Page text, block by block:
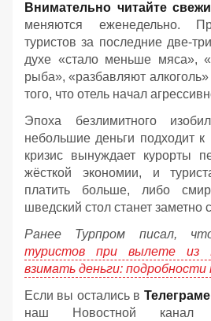
Внимательно читайте
меняются еженедельно.
туристов за последние две-
духе «стало меньше мяса»,
рыба», «разбавляют
того, что отель начал
Эпоха безлимитного
небольшие деньги подходит к
кризис вынуждает курорты
жёсткой экономии, и
платить больше, либо
шведский стол станет заметно
Ранее Турпром писал,
туристов при вылете из
взимать деньги: подробности
Если вы остались в Телеграме
наш Новостной